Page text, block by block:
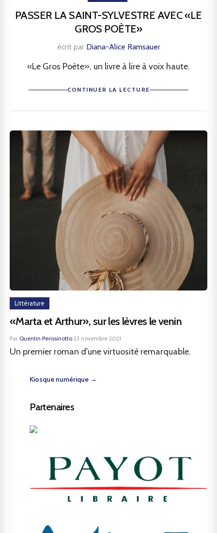
PASSER LA SAINT-SYLVESTRE AVEC «LE
GROS POÈTE»
écrit par Diana-Alice Ramsauer
«Le Gros Poète», un livre à lire à voix haute.
CONTINUER LA LECTURE
Littérature
«Marta et Arthur», sur les lèvres le venin
Par Quentin Perissinotto·23 novembre 2021
Un premier roman d'une virtuosité remarquable.
Kiosque numérique →
Partenaires